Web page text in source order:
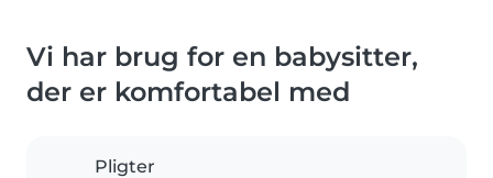
Vi har brug for en babysitter,
der er komfortabel med
Pligter